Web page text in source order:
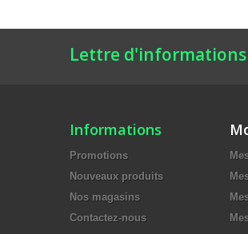
Lettre d'informations
Informations
Promotions
Nouveaux produits
Nos magasins
Contactez-nous